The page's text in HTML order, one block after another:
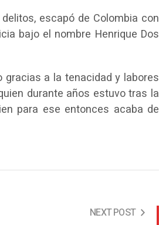
escapó de Colombia con
bajo el nombre Henrique Dos
a la tenacidad y labores
durante años estuvo tras la
para ese entonces acaba de
NEXT POST